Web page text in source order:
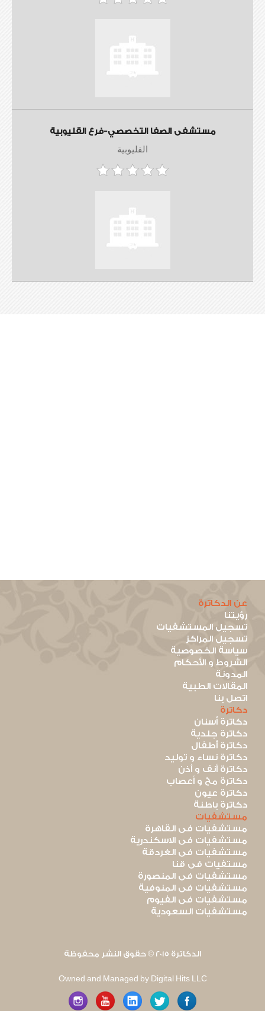
مستشفى الصفا التخصصي-فرع القليوبية
القليوبية
عن الدكاترة
رؤيتنا
تسجيل المستشفيات
تسجيل المراكز
سياسة الخصوصية
الشروط و الأحكام
المدونة
المقالات الطبية
اتصل بنا
دكاترة
دكاترة أسنان
دكاترة جلدية
دكاترة أطفال
دكاترة نساء و توليد
دكاترة أنف و أذن
دكاترة مخ و أعصاب
دكاترة عيون
دكاترة باطنة
مستشفيات
مستشفيات فى القاهرة
مستشفيات فى الاسكندرية
مستشفيات فى الغردقة
مستفيات فى قنا
مستشفيات فى المنصورة
مستشفيات فى المنوفية
مستشفيات فى الفيوم
مستشفيات السعودية
الدكاترة 2015 © حقوق النشر محفوظة
Owned and Managed by Digital Hits LLC